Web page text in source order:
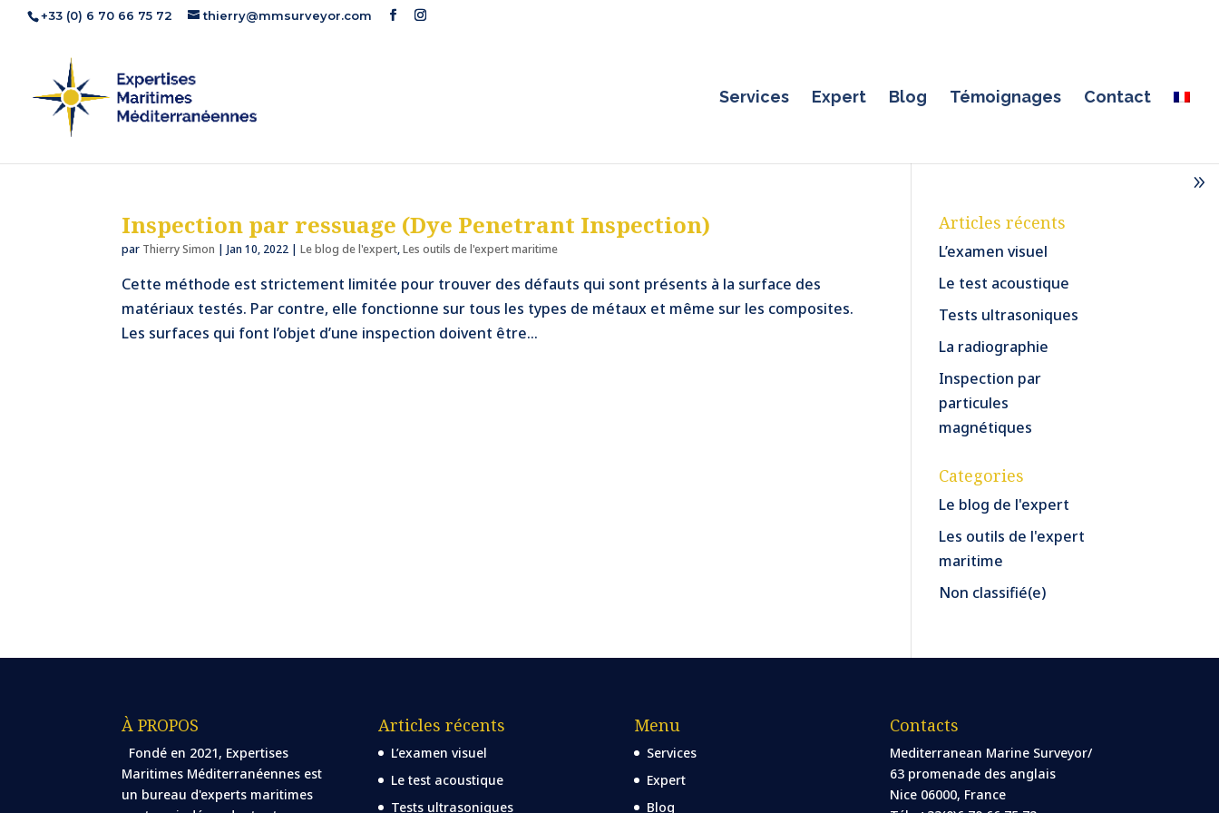
+33 (0) 6 70 66 75 72 thierry@mmsurveyor.com
Services Expert Blog Témoignages Contact
Inspection par ressuage (Dye Penetrant Inspection)
par Thierry Simon |Jan 10, 2022 |Le blog de l'expert,Les outils de l'expert maritime
Cette méthode est strictement limitée pour trouver des défauts qui sont présents à la surface des
matériaux testés. Par contre, elle fonctionne sur tous les types de métaux et même sur les composites.
Les surfaces qui font l’objet d’une inspection doivent être...
Articles récents
L’examen visuel
Le test acoustique
Tests ultrasoniques
La radiographie
Inspection par
particules
magnétiques
Categories
Le blog de l'expert
Les outils de l'expert
maritime
Non classifié(e)
À PROPOS
Fondé en 2021, Expertises
Maritimes Méditerranéennes est
un bureau d'experts maritimes
Articles récents
L’examen visuel
Le test acoustique
Tests ultrasoniques
Menu
Services
Expert
Blog
Contacts
Mediterranean Marine Surveyor/
63 promenade des anglais
Nice 06000, France